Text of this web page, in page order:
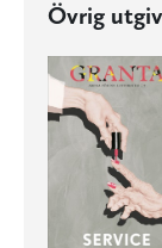
Övrig